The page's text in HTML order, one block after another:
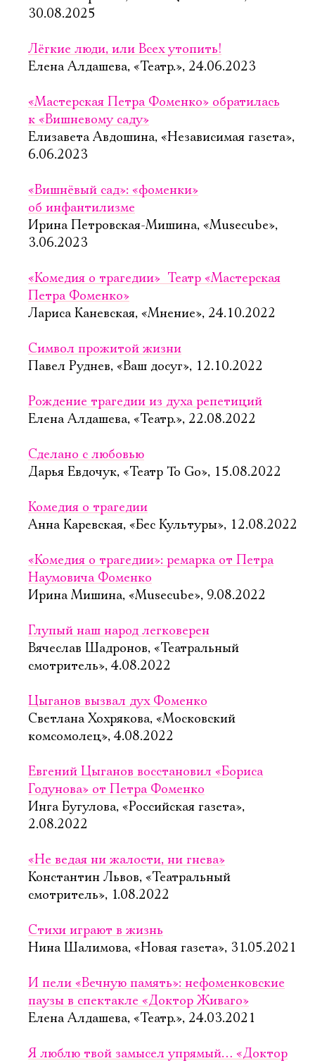
30.08.2025
Лёгкие люди, или Всех утопить!
Елена Алдашева, «Театр.», 24.06.2023
«Мастерская Петра Фоменко» обратилась
к «Вишневому саду»
Елизавета Авдошина, «Независимая газета»,
6.06.2023
«Вишнёвый сад»: «фоменки»
об инфантилизме
Ирина Петровская-Мишина, «Musecube»,
3.06.2023
«Комедия о трагедии»  Театр «Мастерская
Петра Фоменко»
Лариса Каневская, «Мнение», 24.10.2022
Символ прожитой жизни
Павел Руднев, «Ваш досуг», 12.10.2022
Рождение трагедии из духа репетиций
Елена Алдашева, «Театр.», 22.08.2022
Сделано с любовью
Дарья Евдочук, «Театр To Go», 15.08.2022
Комедия о трагедии
Анна Каревская, «Бес Культуры», 12.08.2022
«Комедия о трагедии»: ремарка от Петра
Наумовича Фоменко
Ирина Мишина, «Musecube», 9.08.2022
Глупый наш народ легковерен
Вячеслав Шадронов, «Театральный
смотритель», 4.08.2022
Цыганов вызвал дух Фоменко
Светлана Хохрякова, «Московский
комсомолец», 4.08.2022
Евгений Цыганов восстановил «Бориса
Годунова» от Петра Фоменко
Инга Бугулова, «Российская газета»,
2.08.2022
«Не ведая ни жалости, ни гнева»
Константин Львов, «Театральный
смотритель», 1.08.2022
Стихи играют в жизнь
Нина Шалимова, «Новая газета», 31.05.2021
И пели «Вечную память»: нефоменковские
паузы в спектакле «Доктор Живаго»
Елена Алдашева, «Театр.», 24.03.2021
Я люблю твой замысел упрямый… «Доктор
Имя
Ознакомиться